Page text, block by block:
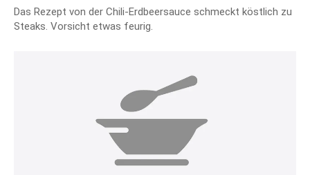
Das Rezept von der Chili-Erdbeersauce schmeckt köstlich zu
Steaks. Vorsicht etwas feurig.